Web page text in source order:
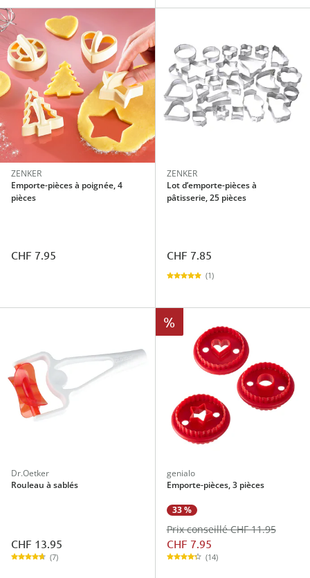
ZENKER
Emporte-pièces à poignée, 4
pièces
CHF 7.95
ZENKER
Lot d’emporte-pièces à
pâtisserie, 25 pièces
CHF 7.85
(1)
Dr.Oetker
Rouleau à sablés
CHF 13.95
(7)
%
genialo
Emporte-pièces, 3 pièces
33 %
CHF 7.95
Prix conseillé CHF 11.95
(14)